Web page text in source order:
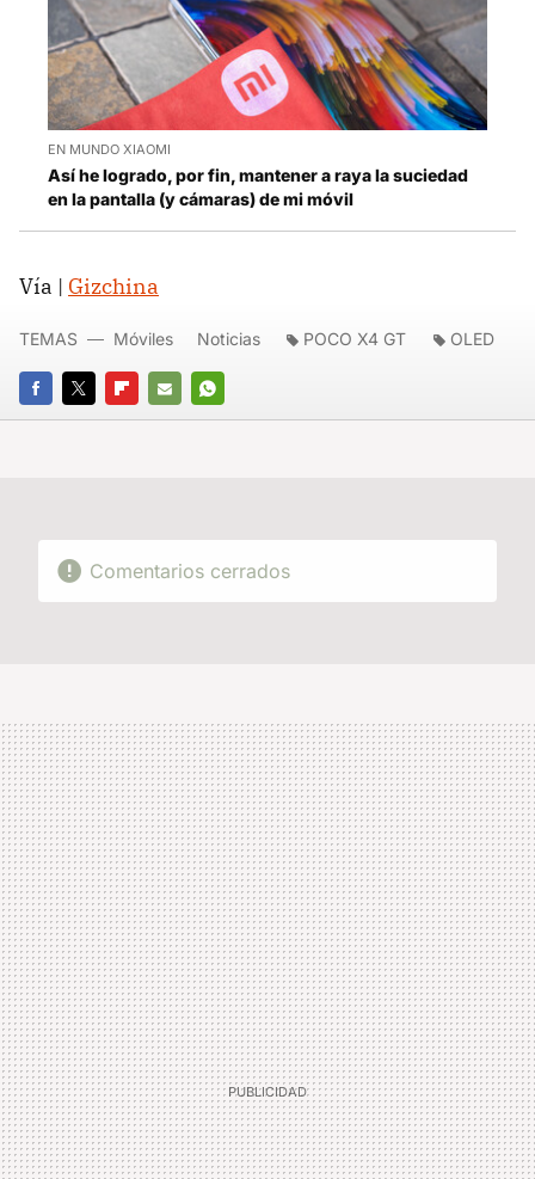
EN MUNDO XIAOMI
Así he logrado, por fin, mantener a raya la suciedad
en la pantalla (y cámaras) de mi móvil
Vía | Gizchina
FACEBOOK
TWITTERFLIPBOARD
E-
WHATSAPP
TEMAS Móviles Noticias POCO X4 GT OLED
Comentarios cerrados